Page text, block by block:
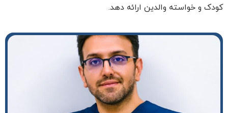
کودک و خواسته والدین ارائه دهد.